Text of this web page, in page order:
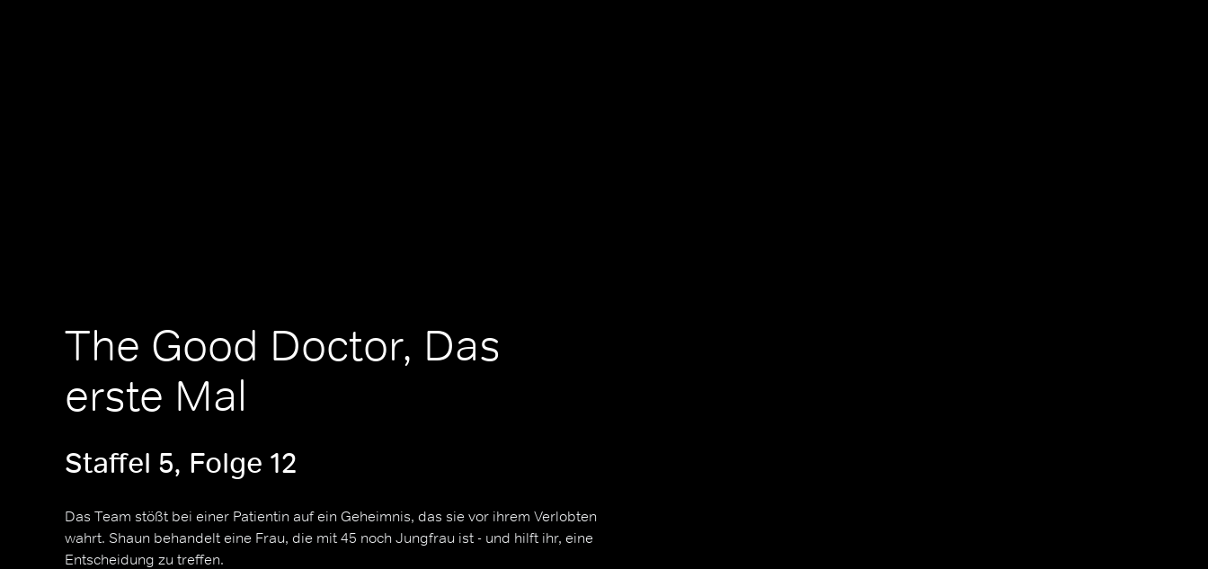
The Good Doctor, Das
erste Mal
Staffel 5, Folge 12
Das Team stößt bei einer Patientin auf ein Geheimnis, das sie vor ihrem Verlobten
wahrt. Shaun behandelt eine Frau, die mit 45 noch Jungfrau ist - und hilft ihr, eine
Entscheidung zu treffen.